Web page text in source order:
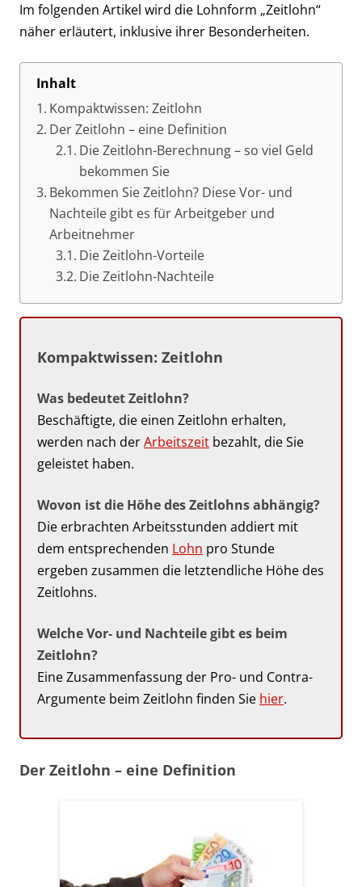
Im folgenden Artikel wird die Lohnform „Zeitlohn“
näher erläutert, inklusive ihrer Besonderheiten.
Inhalt
Kompaktwissen: Zeitlohn
Der Zeitlohn – eine Definition
Die Zeitlohn-Berechnung – so viel Geld
bekommen Sie
Bekommen Sie Zeitlohn? Diese Vor- und
Nachteile gibt es für Arbeitgeber und
Arbeitnehmer
Die Zeitlohn-Vorteile
Die Zeitlohn-Nachteile
Kompaktwissen: Zeitlohn
Was bedeutet Zeitlohn?
Beschäftigte, die einen Zeitlohn erhalten,
werden nach derArbeitszeit bezahlt, die Sie
geleistet haben.
Wovon ist die Höhe des Zeitlohns abhängig?
Die erbrachten Arbeitsstunden addiert mit
dem entsprechenden Lohn pro Stunde
ergeben zusammen die letztendliche Höhe des
Zeitlohns.
Welche Vor- und Nachteile gibt es beim
Zeitlohn?
Eine Zusammenfassung der Pro- und Contra-
Argumente beim Zeitlohn finden Sie hier.
Der Zeitlohn – eine Definition